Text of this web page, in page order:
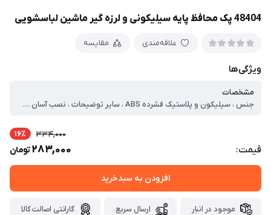
48404 پک محافظ پایه سیلیکونی و لرزه گیر ماشین لباسشویی
علاقه‌مندی مقایسه
ویژگی‌ها
مشخصات
جنس ، سیلیکون و پلاستیک فشرده ABS ، سایر توضیحات ، نصب آسان و طول عمر بالا ، کاهش سر و صداهای اضافی ، ظاهر مناسب و لرزه گیری موثر ، شستشوی راحت و استفاده مجدد ، جهت محافظت از سر خوردن وسایل ، قابلیت فیکس شدن روی انواع پایه ، جلوگیری از زنگ زدگی پایه های فلزی ، لرزه گیر مناسب برای انواع ماشین لباسشویی ، 8 عدد محافظ پایه سیلیکونی و 4 عدد لرزه گیر ماشین لباسشویی ، ارسال رنگ به صورت رندوم می باشد
قیمت:
334,000 16٪
283,000تومان
افزودن به سبدخرید
موجود در انبار ارسال سریع گارانتی اصالت کالا